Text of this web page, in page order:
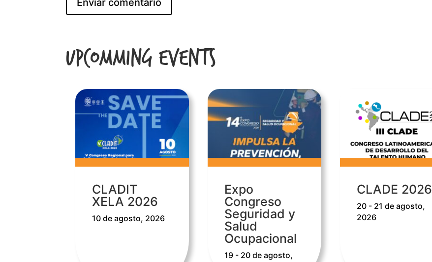
Upcomming Events
CLADIT
XELA 2026
10 de agosto, 2026
Expo
Congreso
Seguridad y
Salud
Ocupacional
19 - 20 de agosto,
CLADE 2026
20 - 21 de agosto,
2026